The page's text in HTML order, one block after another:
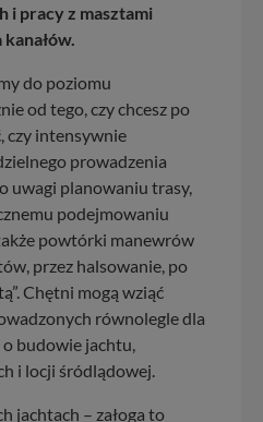
i pracy z masztami
do poziomu
od tego, czy chcesz po
czy intensywnie
prowadzenia
uwagi planowaniu trasy,
podejmowaniu
powtórki manewrów
przez halsowanie, po
Chętni mogą wziąć
równolegle dla
budowie jachtu,
i locji śródlądowej.
jachtach – załoga to